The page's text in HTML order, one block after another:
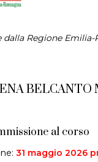
dalla Regione
BELCANTO
al corso
31 maggio 2026